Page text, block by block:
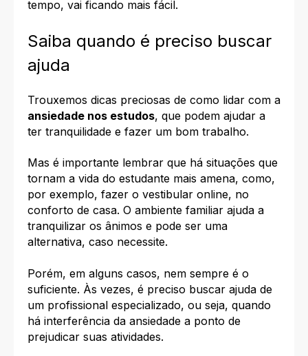
tempo, vai ficando mais fácil.
Saiba quando é preciso buscar
ajuda
Trouxemos dicas preciosas de como lidar com a
ansiedade nos estudos, que podem ajudar a
ter tranquilidade e fazer um bom trabalho.
Mas é importante lembrar que há situações que
tornam a vida do estudante mais amena, como,
por exemplo, fazer o vestibular online, no
conforto de casa. O ambiente familiar ajuda a
tranquilizar os ânimos e pode ser uma
alternativa, caso necessite.
Porém, em alguns casos, nem sempre é o
suficiente. Às vezes, é preciso buscar ajuda de
um profissional especializado, ou seja, quando
há interferência da ansiedade a ponto de
prejudicar suas atividades.